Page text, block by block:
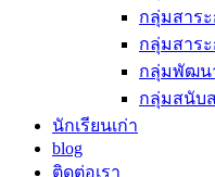
กลุ่มสาระ
กลุ่มสาร
กลุ่มพัฒน
กลุ่มสนับ
นักเรียนเก่า
blog
ติดต่อเรา